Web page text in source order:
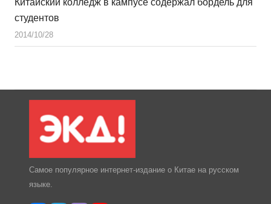
Китайский колледж в кампусе содержал бордель для
студентов
2014/10/28
Самое популярное интернет-издание о Китае на русском
языке.